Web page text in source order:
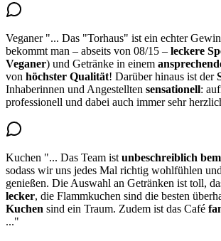
Veganer "... Das "Torhaus" ist ein echter
bekommt man – abseits von 08/15 – leckere
Veganer) und Getränke in einem
von höchster Qualität! Darüber hinaus ist der
Inhaberinnen und Angestellten sensationell:
professionell und dabei auch immer sehr
Kuchen "... Das Team istunbeschreiblich
sodass wir uns jedes Mal richtig wohlfühlen
genießen. Die Auswahl an Getränken ist toll,
lecker, die Flammkuchen sind die besten
Kuchen sind ein Traum. Zudem ist das Café
..."